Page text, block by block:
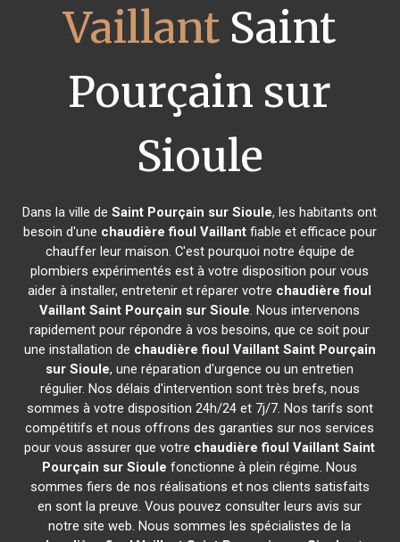
Vaillant Saint
Pourçain sur
Sioule
Dans la ville deSaint Pourçain sur Sioule, les habitants ont
besoin d'une chaudière fioul Vaillantfiable et efficace pour
chauffer leur maison. C'est pourquoi notre équipe de
plombiers expérimentés est à votre disposition pour vous
aider à installer, entretenir et réparer votre chaudière fioul
Vaillant Saint Pourçain sur Sioule. Nous intervenons
rapidement pour répondre à vos besoins, que ce soit pour
une installation de chaudière fioul Vaillant Saint Pourçain
sur Sioule, une réparation d'urgence ou un entretien
régulier. Nos délais d'intervention sont très brefs, nous
sommes à votre disposition 24h/24 et 7j/7. Nos tarifs sont
compétitifs et nous offrons des garanties sur nos services
pour vous assurer que votre chaudière fioul Vaillant Saint
Pourçain sur Sioule fonctionne à plein régime. Nous
sommes fiers de nos réalisations et nos clients satisfaits
en sont la preuve. Vous pouvez consulter leurs avis sur
notre site web. Nous sommes les spécialistes de la